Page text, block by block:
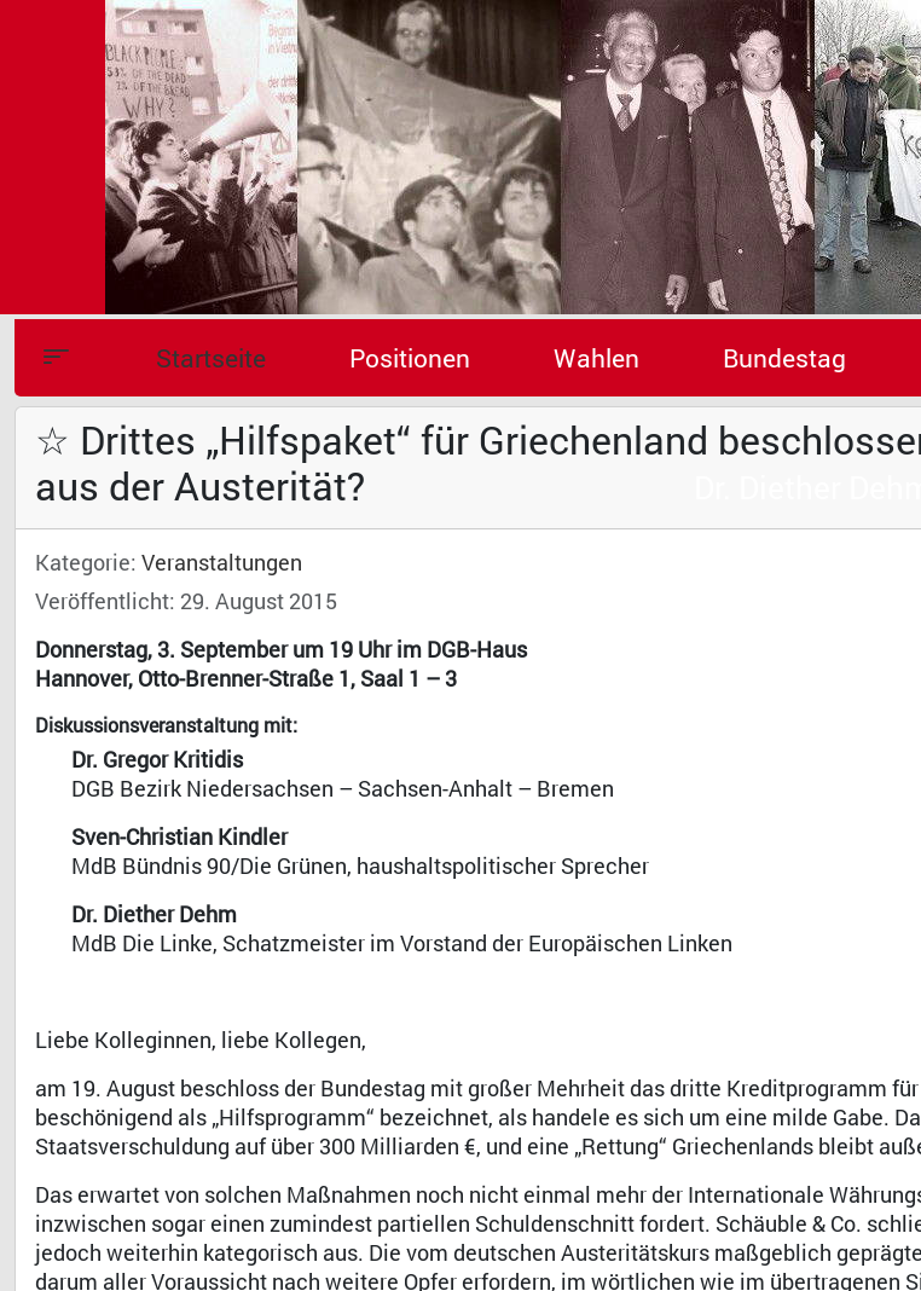
Startseite Positionen Wahlen Bundestag
☆ Drittes „Hilfspaket“ für Griechenland
aus der Austerität?
Kategorie: Veranstaltungen
Veröffentlicht: 29. August 2015
Donnerstag, 3. September um 19 Uhr im DGB-Haus
Hannover, Otto-Brenner-Straße 1, Saal 1 – 3
Diskussionsveranstaltung mit:
Dr. Gregor Kritidis
DGB Bezirk Niedersachsen – Sachsen-Anhalt – Bremen
Sven-Christian Kindler
MdB Bündnis 90/Die Grünen, haushaltspolitischer Sprecher
Dr. Diether Dehm
MdB Die Linke, Schatzmeister im Vorstand der Europäischen Linken
Liebe Kolleginnen, liebe Kollegen,
am 19. August beschloss der Bundestag mit großer Mehrheit das dritte Kreditprogramm
beschönigend als „Hilfsprogramm“ bezeichnet, als handele es sich um eine milde Gabe.
Staatsverschuldung auf über 300 Milliarden €, und eine „Rettung“ Griechenlands bleibt
Das erwartet von solchen Maßnahmen noch nicht einmal mehr der Internationale
inzwischen sogar einen zumindest partiellen Schuldenschnitt fordert. Schäuble & Co.
jedoch weiterhin kategorisch aus. Die vom deutschen Austeritätskurs maßgeblich
darum aller Voraussicht nach weitere Opfer erfordern, im wörtlichen wie im übertragenen